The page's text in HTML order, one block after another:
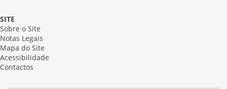
SITE
Sobre o Site
Notas Legais
Mapa do Site
Acessibilidade
Contactos